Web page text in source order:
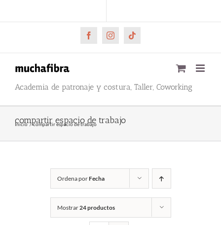
al
FacebookInstagramTiktok
Academia de patronaje y costura, Taller, Coworking
compartir espacio de trabajo
Inicio compartir espacio de trabajo
Ordena porFecha
Mostrar24 productos